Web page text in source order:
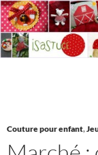
Aller
au
contenu
Couture pour enfant,